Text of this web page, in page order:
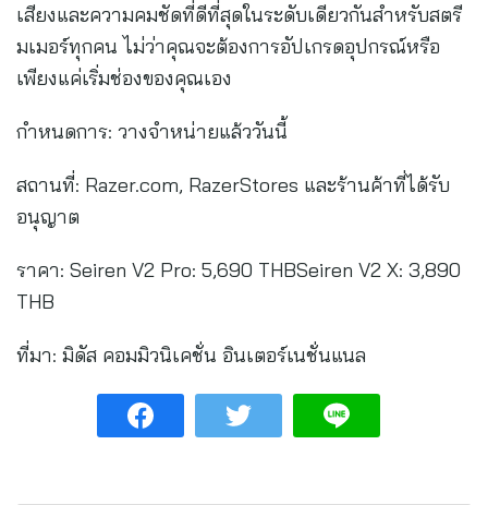
เสียงและความคมชัดที่ดีที่สุดในระดับเดียวกันสำหรับสตรี
มเมอร์ทุกคน ไม่ว่าคุณจะต้องการอัปเกรดอุปกรณ์หรือ
เพียงแค่เริ่มช่องของคุณเอง
กำหนดการ: วางจำหน่ายแล้ววันนี้
สถานที่: Razer.com, RazerStores และร้านค้าที่ได้รับ
อนุญาต
ราคา: Seiren V2 Pro: 5,690 THBSeiren V2 X: 3,890
THB
ที่มา: มิดัส คอมมิวนิเคชั่น อินเตอร์เนชั่นแนล